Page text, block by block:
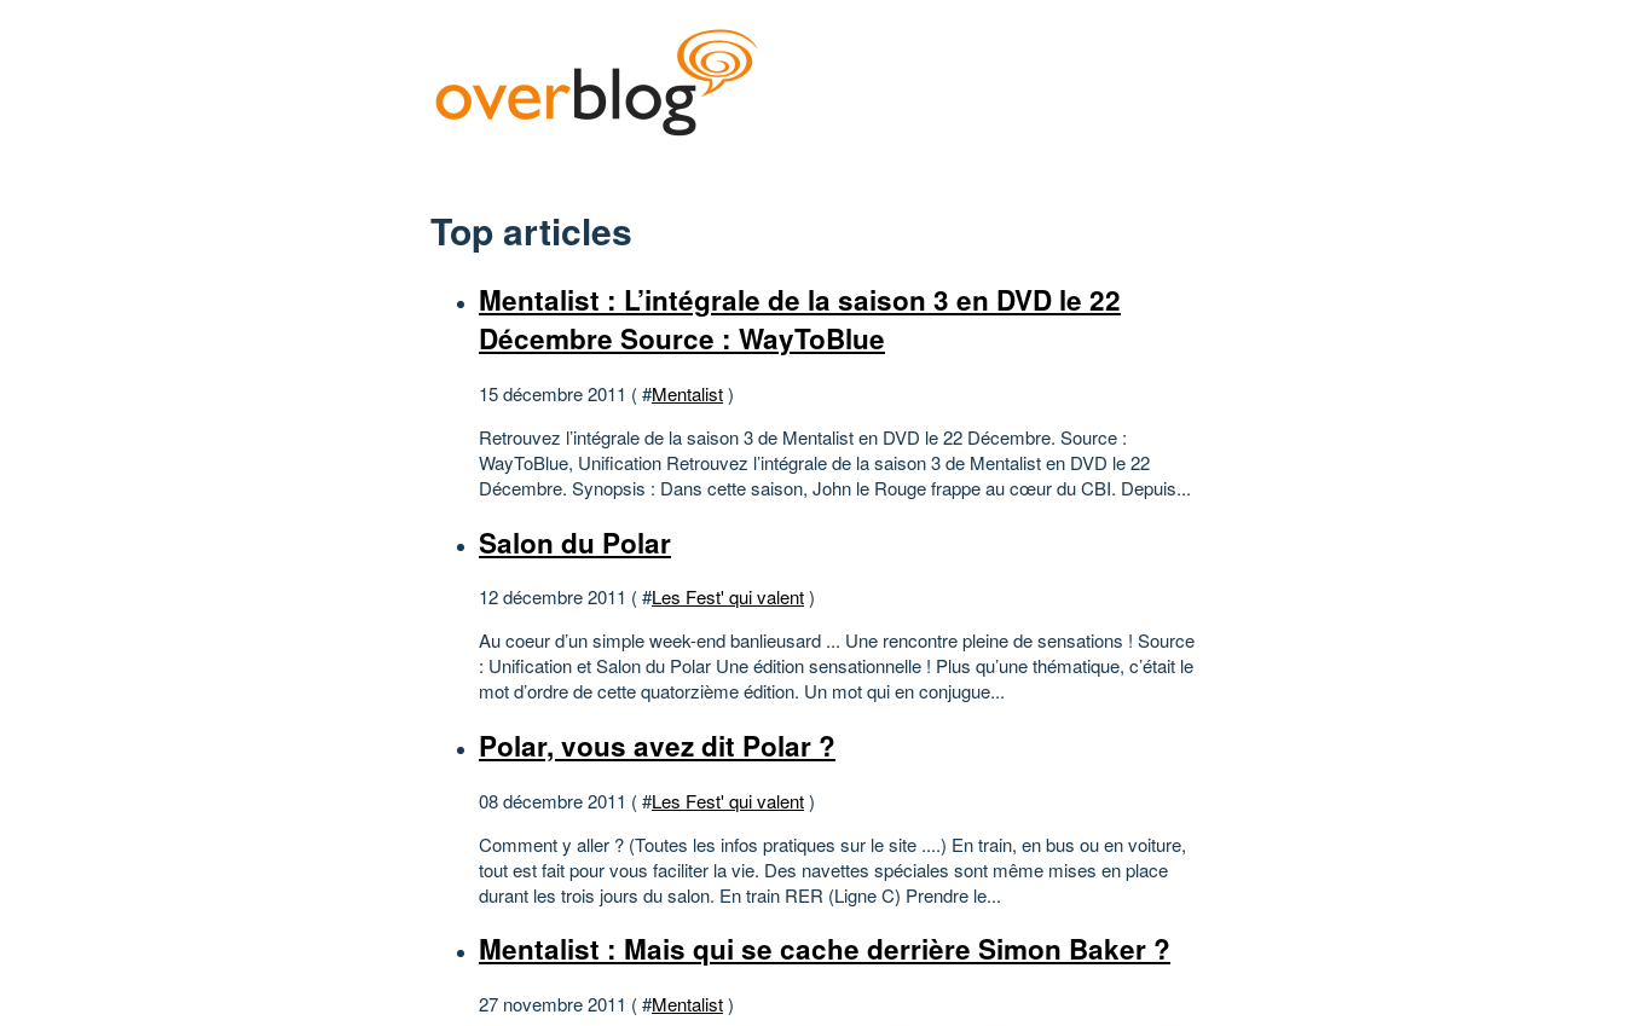
Top articles
Mentalist : L’intégrale de la saison 3 en DVD le 22
Décembre Source : WayToBlue
15 décembre 2011 ( #Mentalist)
Retrouvez l’intégrale de la saison 3 de Mentalist en DVD le 22 Décembre. Source :
WayToBlue, Unification Retrouvez l’intégrale de la saison 3 de Mentalist en DVD le 22
Décembre. Synopsis : Dans cette saison, John le Rouge frappe au cœur du CBI. Depuis...
Salon du Polar
12 décembre 2011 ( #Les Fest' qui valent)
Au coeur d’un simple week-end banlieusard ... Une rencontre pleine de sensations ! Source
: Unification et Salon du Polar Une édition sensationnelle ! Plus qu’une thématique, c’était le
mot d’ordre de cette quatorzième édition. Un mot qui en conjugue...
Polar, vous avez dit Polar ?
08 décembre 2011 ( #Les Fest' qui valent)
Comment y aller ? (Toutes les infos pratiques sur le site ....) En train, en bus ou en voiture,
tout est fait pour vous faciliter la vie. Des navettes spéciales sont même mises en place
durant les trois jours du salon. En train RER (Ligne C) Prendre le...
Mentalist : Mais qui se cache derrière Simon Baker ?
27 novembre 2011 ( #Mentalist)